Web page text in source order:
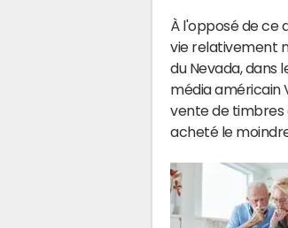
À l'opposé de ce
vie relativement
du Nevada, dans
média américain
vente de timbres
acheté le